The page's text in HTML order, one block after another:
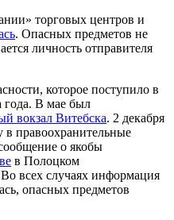
торговых центров и
. Опасных предметов не
личность отправителя
которое поступило в
года. В мае был
вокзал Витебска. 2 декабря
в правоохранительные
о якобы
в Полоцком
всех случаях информация
опасных предметов